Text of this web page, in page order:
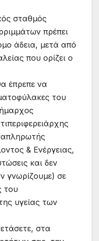
σταθμός
πρέπει
άδεια, μετά από
που ορίζει ο
έπρεπε να
του
& Ενέργειας,
και δεν
γνωρίζουμε) σε
του
υγείας των
στα